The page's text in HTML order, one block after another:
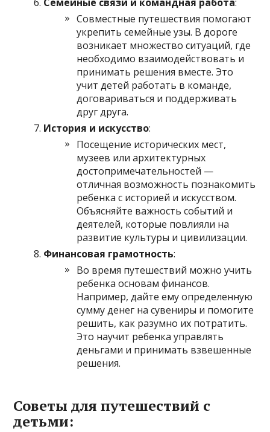
Совместные путешествия помогают
укрепить семейные узы. В дороге
возникает множество ситуаций, где
необходимо взаимодействовать и
принимать решения вместе. Это
учит детей работать в команде,
договариваться и поддерживать
друг друга.
История и искусство:
Посещение исторических мест,
музеев или архитектурных
достопримечательностей —
отличная возможность познакомить
ребенка с историей и искусством.
Объясняйте важность событий и
деятелей, которые повлияли на
развитие культуры и цивилизации.
Финансовая грамотность:
Во время путешествий можно учить
ребенка основам финансов.
Например, дайте ему определенную
сумму денег на сувениры и помогите
решить, как разумно их потратить.
Это научит ребенка управлять
деньгами и принимать взвешенные
решения.
Советы для путешествий с
детьми: